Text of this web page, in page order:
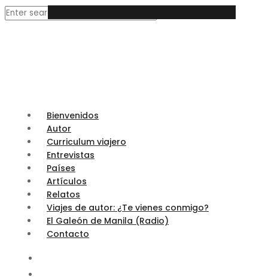
Bienvenidos
Autor
Curriculum viajero
Entrevistas
Países
Artículos
Relatos
Viajes de autor: ¿Te vienes conmigo?
El Galeón de Manila (Radio)
Contacto